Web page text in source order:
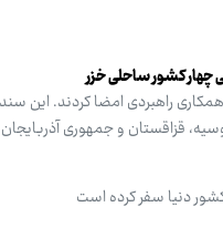
چهار کشور ساحلی خزر
راهبردی امضا کردند. این
قزاقستان و جمهوری